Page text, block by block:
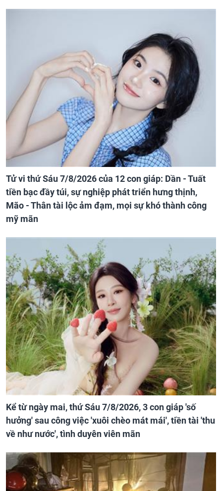
Tử vi thứ Sáu 7/8/2026 của 12 con giáp: Dần - Tuất
tiền bạc đầy túi, sự nghiệp phát triển hưng thịnh,
Mão - Thân tài lộc ảm đạm, mọi sự khó thành công
mỹ mãn
Kể từ ngày mai, thứ Sáu 7/8/2026, 3 con giáp 'số
hưởng' sau công việc 'xuôi chèo mát mái', tiền tài 'thu
về như nước', tình duyên viên mãn